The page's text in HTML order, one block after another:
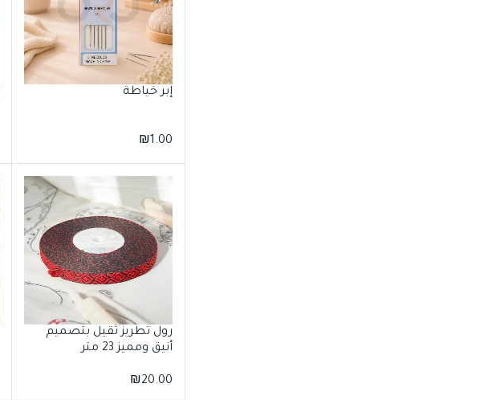
إبر خياطة
₪1.00
رول تطريز ثقيل بتصميم
أنيق ومميز 23 متر
₪20.00